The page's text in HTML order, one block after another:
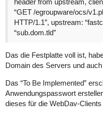
header from upstream,
“GET /egroupware/ocs/
HTTP/1.1”, upstream:
“sub.dom.tld”
Das die Festplatte voll ist,
Domain des Servers und
Das “To Be Implemented”
Anwendungspasswort
dieses für die WebDav-